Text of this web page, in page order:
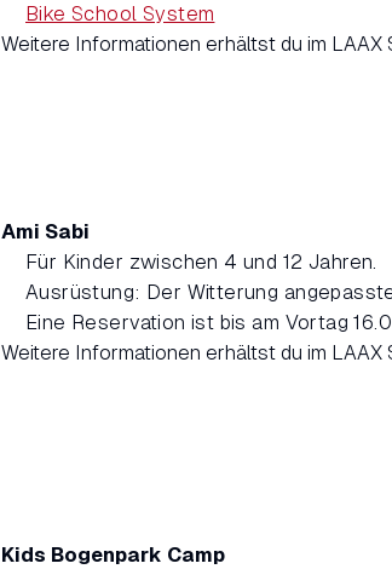
Bike School System
Weitere Informationen erhältst du im LAAX
Ami Sabi
Für Kinder zwischen 4 und 12 Jahren.
Ausrüstung: Der Witterung
Eine Reservation ist bis am Vortag
Weitere Informationen erhältst du im LAAX
Kids Bogenpark Camp